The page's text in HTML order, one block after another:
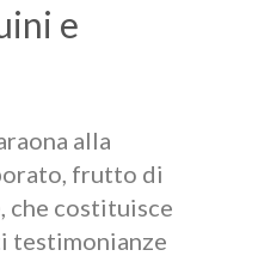
e
alla
frutto di
che costituisce
testimonianze